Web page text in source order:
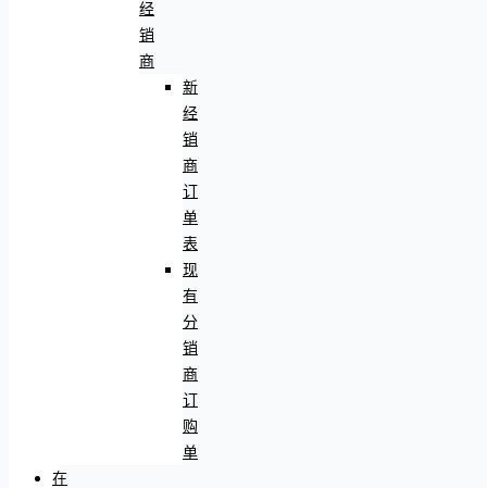
经
销
商
新
经
销
商
订
单
表
现
有
分
销
商
订
购
单
在